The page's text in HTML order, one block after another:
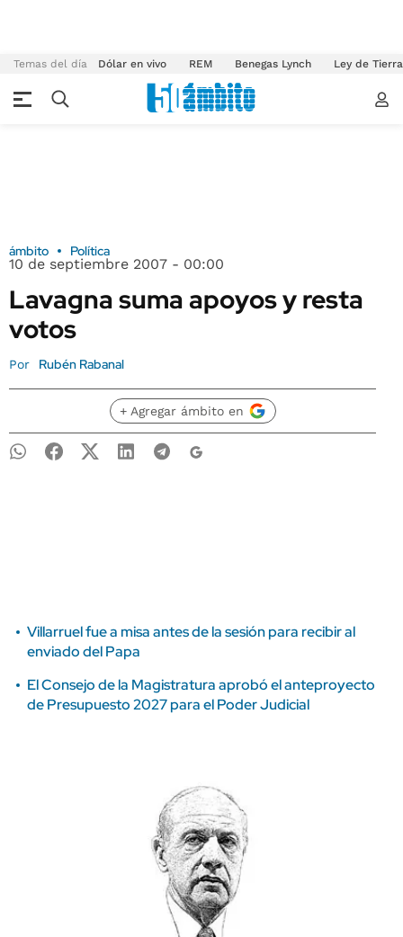
Temas del día Dólar en vivo REM Benegas Lynch Ley de
ámbito Política
10 de septiembre 2007 - 00:00
Lavagna suma apoyos y resta
votos
Por Rubén Rabanal
+ Agregar ámbito en
Villarruel fue a misa antes de la sesión para recibir al
enviado del Papa
El Consejo de la Magistratura aprobó el anteproyecto
de Presupuesto 2027 para el Poder Judicial